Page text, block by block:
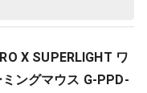
X SUPERLIGHT ワ
ングマウス G-PPD-